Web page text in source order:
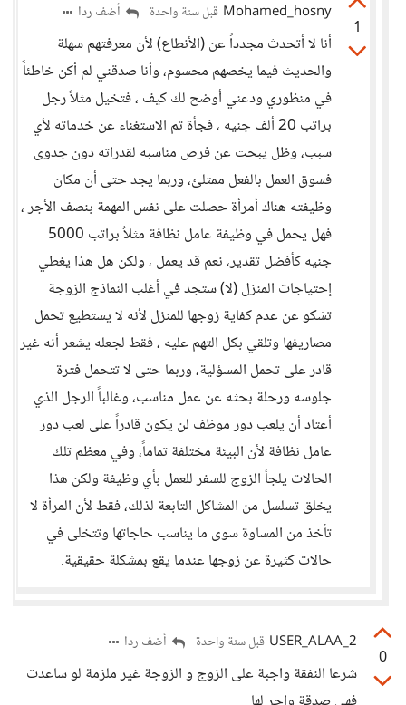
1
Mohamed_hosny قبل سنة واحدة أضف ردا
أنا لا أتحدث مجدداً عن (الأنطاع) لأن معرفتهم سهلة
والحديث فيما يخصهم محسوم، وأنا صدقني لم أكن خاطئاً
في منظوري ودعني أوضح لك كيف ، فتخيل مثلاً رجل
براتب 20 ألف جنيه ، فجأة تم الاستغناء عن خدماته لأي
سبب، وظل يبحث عن فرص مناسبه لقدراته دون جدوى
فسوق العمل بالفعل ممتلئ، وربما يجد حتى أن مكان
وظيفته هناك أمرأة حصلت على نفس المهمة بنصف الأجر ،
فهل يحمل في وظيفة عامل نظافة مثلاُ براتب 5000
جنيه كأفضل تقدير، نعم قد يعمل ، ولكن هل هذا يغطي
إحتياجات المنزل (لا) ستجد في أغلب النماذج الزوجة
تشكو عن عدم كفاية زوجها للمنزل لأنه لا يستطيع تحمل
مصاريفها وتلقي بكل التهم عليه ، فقط لجعله يشعر أنه غير
قادر على تحمل المسؤلية، وربما حتى لا تتحمل فترة
جلوسه ورحلة بحثه عن عمل مناسب، وغالباً الرجل الذي
أعتاد أن يلعب دور موظف لن يكون قادراً على لعب دور
عامل نظافة لأن البيئة مختلفة تماماً، وفي معظم تلك
الحالات يلجأ الزوج للسفر للعمل بأي وظيفة ولكن هذا
يخلق تسلسل من المشاكل التابعة لذلك، فقط لأن المرأة لا
تأخذ من المساوة سوى ما يناسب حاجاتها وتتخلى في
حالات كثيرة عن زوجها عندما يقع بمشكلة حقيقية.
0
USER_ALAA_2 قبل سنة واحدة أضف ردا
شرعا النفقة واجبة على الزوج و الزوجة غير ملزمة لو ساعدت